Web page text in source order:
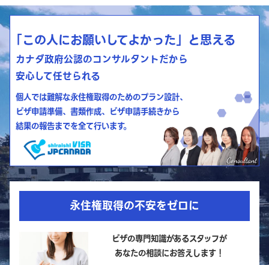
「この人にお願いしてよかった」と思える
カナダ政府公認のコンサルタントだから
安心して任せられる
個人では難解な永住権取得のためのプラン設計、
ビザ申請準備、書類作成、ビザ申請手続きから
結果の報告までを全て行います。
永住権取得の不安をゼロに
ビザの専門知識があるスタッフが
あなたの相談にお答えします！